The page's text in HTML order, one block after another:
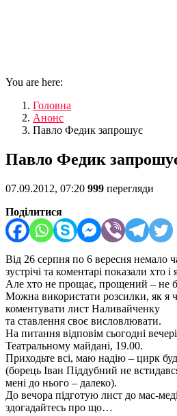
You are here:
Головна
Анонс
Павло Федик запрошує
Павло Федик
07.09.2012, 07:20 999 перегляди
Поділитися
Від 26 серпня по 6 вересня немало
зустрічі та коментарі показали хто
Але хто не прощає, прощений – не
Можна використати розсилки, як я
коментувати лист Наливайченку
та ставлення своє висловлювати.
На питання відповім сьогодні
Театральному майдані, 19.00.
Приходьте всі, маю надію – цирк
(борець Іван Піддубний не
мені до нього – далеко).
До вечора підготую лист до мас-
здогадайтесь про що…